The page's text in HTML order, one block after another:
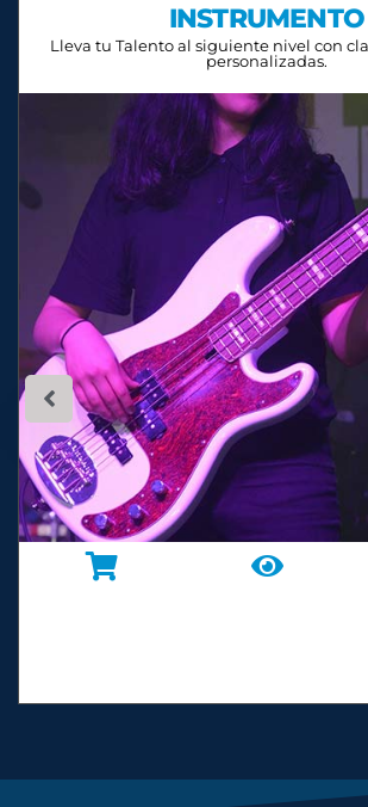
INSTRUMENTO
Lleva tu Talento al siguiente nivel con
personalizadas.